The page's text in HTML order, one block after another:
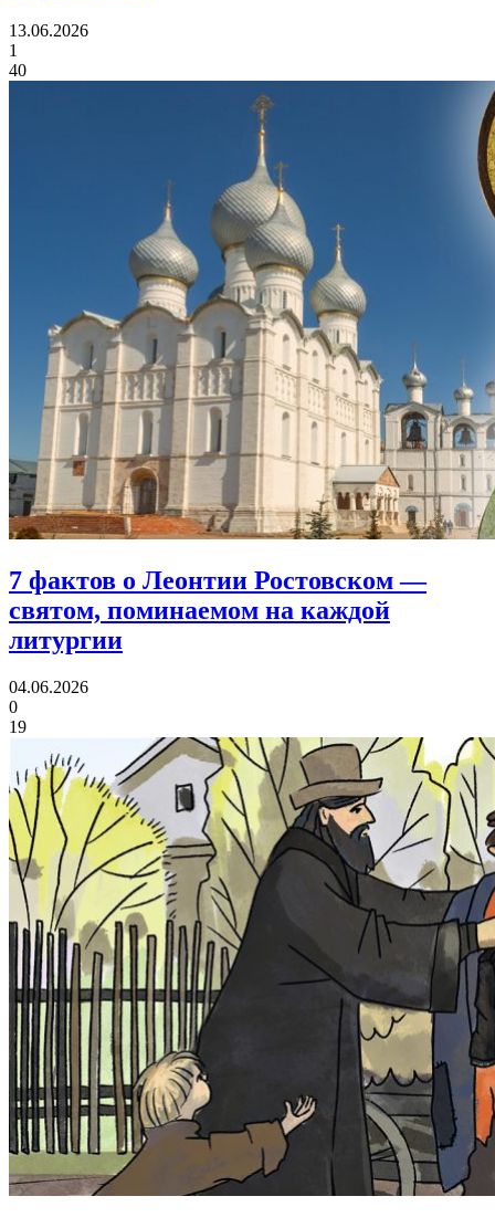
13.06.2026
1
40
7 фактов о Леонтии Ростовском—
святом, поминаемом на каждой
литургии
04.06.2026
0
19